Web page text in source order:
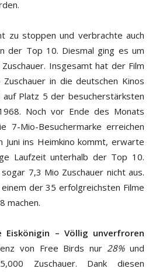
zu stoppen und verbrachte auch
der Top 10. Diesmal ging es um
Insgesamt hat der Film
in die deutschen Kinos
Platz 5 der besucherstärksten
Noch vor Ende des Monats
7-Mio-Besuchermarke erreichen
ins Heimkino kommt, erwarte
Laufzeit unterhalb der Top 10.
7,3 Mio Zuschauer nicht aus.
der 35 erfolgreichsten Filme
machen.
Eiskönigin – Völlig unverfroren
von Free Birds nur28%und
Zuschauer. Dank diesen